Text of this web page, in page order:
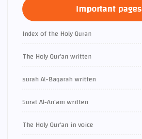
Important pages
Index of the Holy Quran
The Holy Qur’an written
surah Al-Baqarah written
Surat Al-An'am written
The Holy Qur’an in voice